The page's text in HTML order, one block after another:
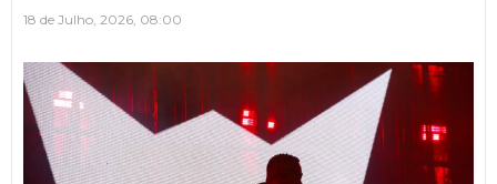
18 de Julho, 2026, 08:00